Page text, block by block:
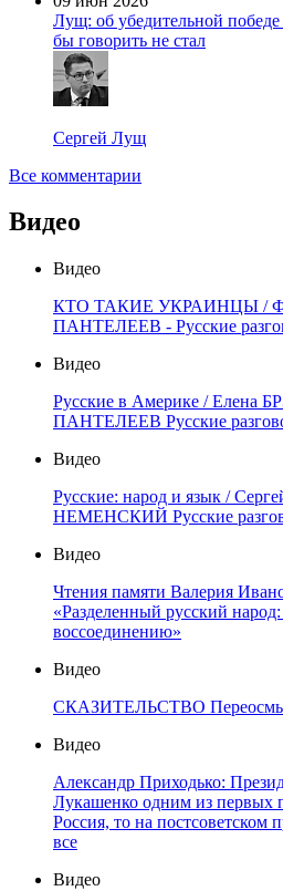
Лущ: об убедительной
бы говорить не стал
Сергей Лущ
Все комментарии
Видео
Видео
КТО ТАКИЕ УКРАИНЦЫ /
ПАНТЕЛЕЕВ - Русские
Видео
Русские в Америке / Елена
ПАНТЕЛЕЕВ Русские
Видео
Русские: народ и язык /
НЕМЕНСКИЙ Русские
Видео
Чтения памяти Валерия
«Разделенный русский
воссоединению»
Видео
СКАЗИТЕЛЬСТВО
Видео
Александр Приходько:
Лукашенко одним из первых
Россия, то на постсоветском
все
Видео